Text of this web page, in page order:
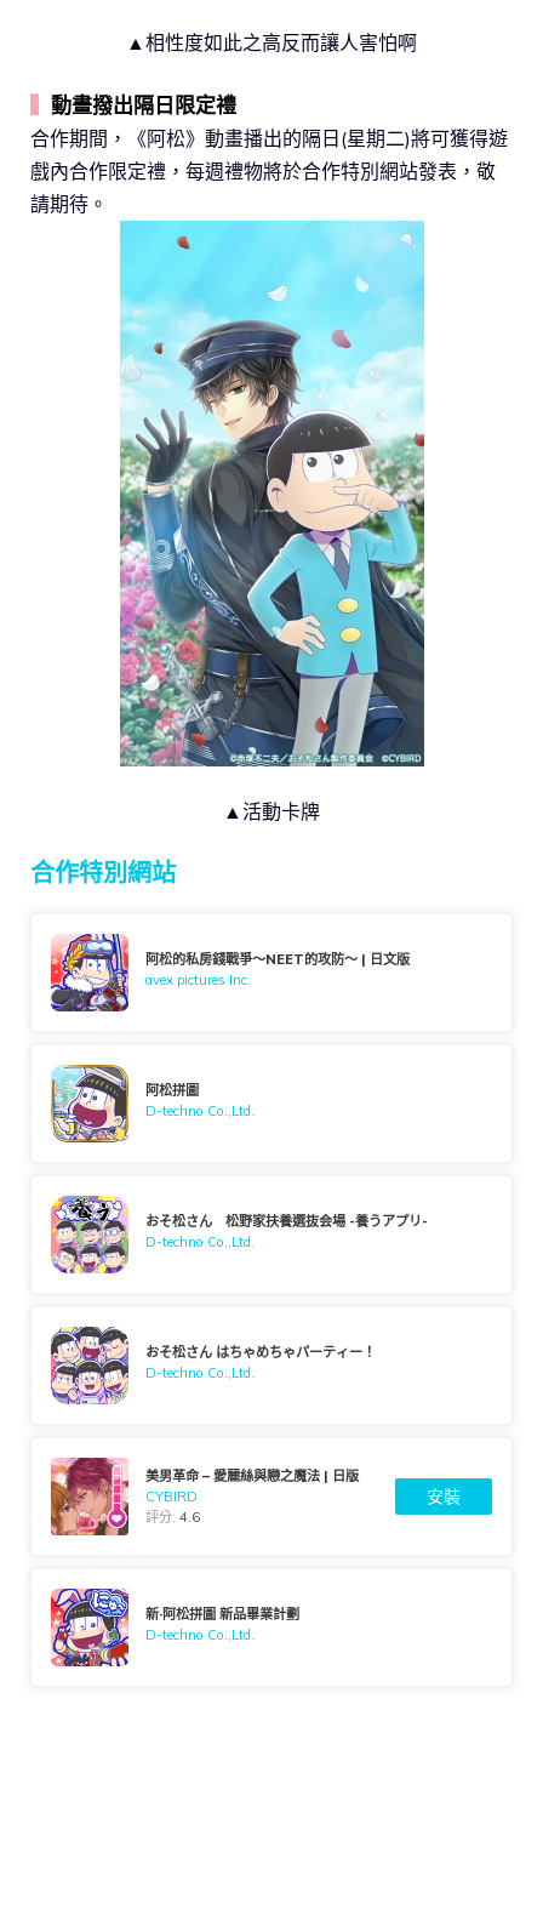
▲相性度如此之高反而讓人害怕啊
動畫撥出隔日限定禮
合作期間，《阿松》動畫播出的隔日(星期二)將可獲得遊
戲內合作限定禮，每週禮物將於合作特別網站發表，敬
請期待。
▲活動卡牌
合作特別網站
阿松的私房錢戰爭～NEET的攻防～ | 日文版
avex pictures Inc.
阿松拼圖
D-techno Co.,Ltd.
おそ松さん 松野家扶養選抜会場 -養うアプリ-
D-techno Co.,Ltd.
おそ松さん はちゃめちゃパーティー！
D-techno Co.,Ltd.
美男革命 – 愛麗絲與戀之魔法 | 日版
CYBIRD
評分:4.6
安裝
新·阿松拼圖 新品畢業計劃
D-techno Co.,Ltd.